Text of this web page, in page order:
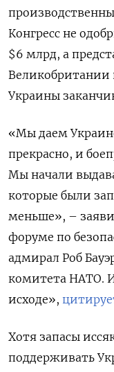
Конгресс не
$6 млрд, а
Великобритании
Украины
«Мы даем
прекрасно, и
Мы начали
которые были
меньше», –
форуме по
адмирал Роб
комитета НАТО.
исходе»,
Хотя запасы
поддерживать